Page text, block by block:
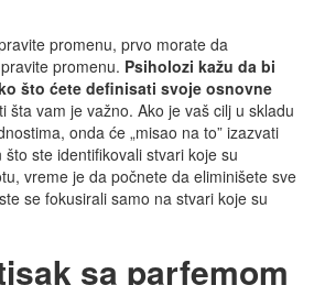
promenu, prvo morate da
promenu. Psiholozi kažu da bi
što ćete definisati svoje osnovne
šta vam je važno. Ako je vaš cilj u skladu
onda će „misao na to” izazvati
ste identifikovali stvari koje su
vreme je da počnete da eliminišete sve
se fokusirali samo na stvari koje su
sa parfemom